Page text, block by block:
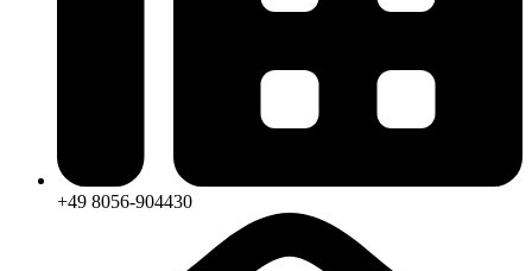
+49 8056-904430